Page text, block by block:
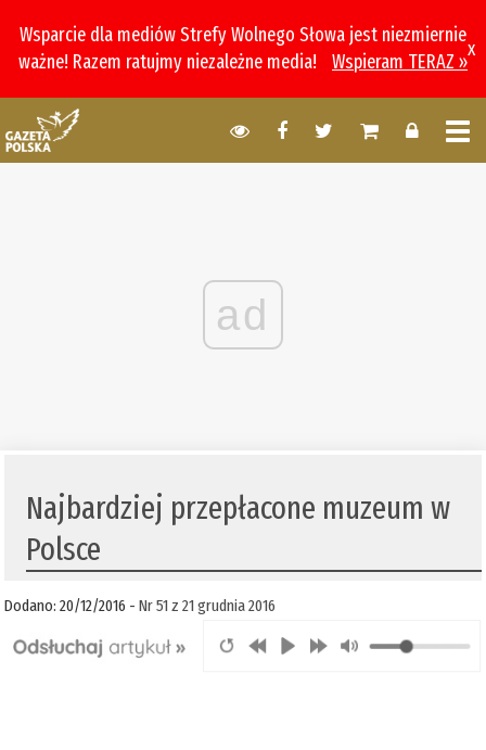
Wsparcie dla mediów Strefy Wolnego Słowa jest niezmiernie
ważne! Razem ratujmy niezależne media!
Wspieram TERAZ »
x
ad
Najbardziej przepłacone muzeum w
Polsce
Dodano: 20/12/2016 -Nr 51 z 21 grudnia 2016